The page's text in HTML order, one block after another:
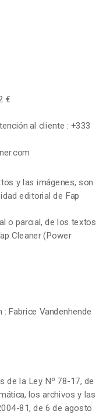
€
al cliente : +333
y las imágenes, son
editorial de Fap
o parcial, de los textos
Cleaner (Power
Fabrice Vandenhende
de la Ley Nº 78-17, de
los archivos y las
81, de 6 de agosto